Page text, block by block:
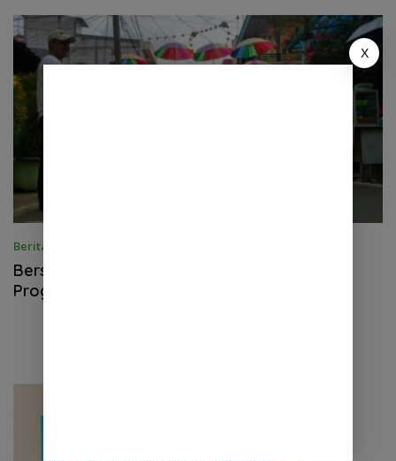
Berita
Bersih-bersih, 60 Warga Tanjung Priok Ikuti
Program Padat Karya
X